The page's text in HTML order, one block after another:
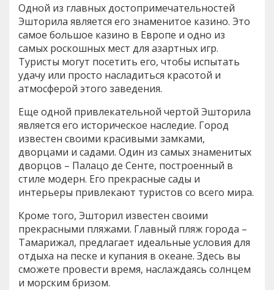
Одной из главных достопримечательностей
Эшторила является его знаменитое казино. Это
самое большое казино в Европе и одно из
самых роскошных мест для азартных игр.
Туристы могут посетить его, чтобы испытать
удачу или просто насладиться красотой и
атмосферой этого заведения.
Еще одной привлекательной чертой Эшторила
является его историческое наследие. Город
известен своими красивыми замками,
дворцами и садами. Один из самых знаменитых
дворцов – Палацо де Сенте, построенный в
стиле модерн. Его прекрасные сады и
интерьеры привлекают туристов со всего мира.
Кроме того, Эшторил известен своими
прекрасными пляжами. Главный пляж города –
Тамарижал, предлагает идеальные условия для
отдыха на песке и купания в океане. Здесь вы
сможете провести время, наслаждаясь солнцем
и морским бризом.